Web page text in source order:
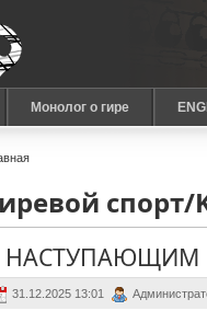
Монолог о гире
НАСТУПАЮЩИМ
31.12.2025 13:01